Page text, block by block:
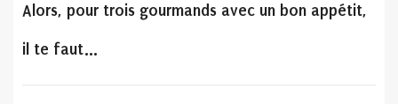
Alors, pour trois gourmands avec un bon appétit,
il te faut…